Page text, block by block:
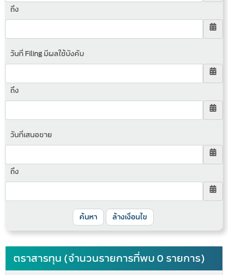
ถึง
วันที่ Filing มีผลใช้บังคับ
ถึง
วันที่เสนอขาย
ถึง
ค้นหา ล้างเงื่อนไข
ตราสารทุน (จำนวนรายการที่พบ 0 รายการ)